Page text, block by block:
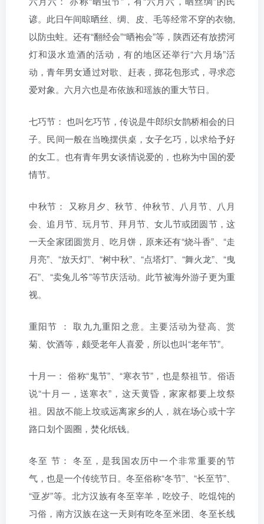
谚。此日午间晾晒丝、绸、皮、毛等经常不穿的衣物,
以防虫蛀。还有“翻经会”“晒袍会”等，陕西还有放捞河
灯和汲水造酒的活动，有的地区还举行“六月场”活
动，青年男女通过对歌、赶表，掷花包形式，寻求恋
爱对象。六月六也是布依族和瑶族的重大节日。
七巧节：也叫乞巧节，传说是牛郎织女鹊桥相会的日
子。民间一般在当晚摆供桌，女子乞巧，以求给予好
的女工。也有青年男女谈情说爱的，也称为中国的爱
情节。
中秋节：
又称月夕、秋节、仲秋节、八月节、八月
会、追月节、玩月节、拜月节、女儿节或团圆节，这
一天全家团圆赏月、吃月饼，原来还有“烧斗香”、“走
月亮”、“放天灯”、“树中秋”、“点塔灯”、“舞火龙”、“曳
石”、“卖兔儿爷”等节庆活动。此节被海外游子更为重
视。
重阳节 ：取九九重阳之意。主要活动为登高、赏
菊、饮酒等，颇受老年人喜爱，所以也叫“老年节”。
十月一：俗称“鬼节”、“寒衣节”，也是祭祖节。俗语
说“十月一，送寒衣”，这天黄昏，家家都要上坟祭
祖。因故不能上坟或远离家乡的人，就在场心或十字
路口划个圆圈，焚化纸钱。
冬至 节：冬至，是我国农历中一个非常重要的节
气，也是一个传统节日。冬至俗称“冬节”、“长至节”、
“亚岁”等。北方汉族有冬至宰羊，吃饺子、吃馄饨的
习俗，南方汉族在这一天则有吃冬至米团、冬至长线